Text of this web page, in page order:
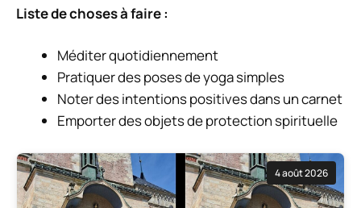
Liste de choses à faire :
Méditer quotidiennement
Pratiquer des poses de yoga simples
Noter des intentions positives dans un carnet
Emporter des objets de protection spirituelle
4 août 2026